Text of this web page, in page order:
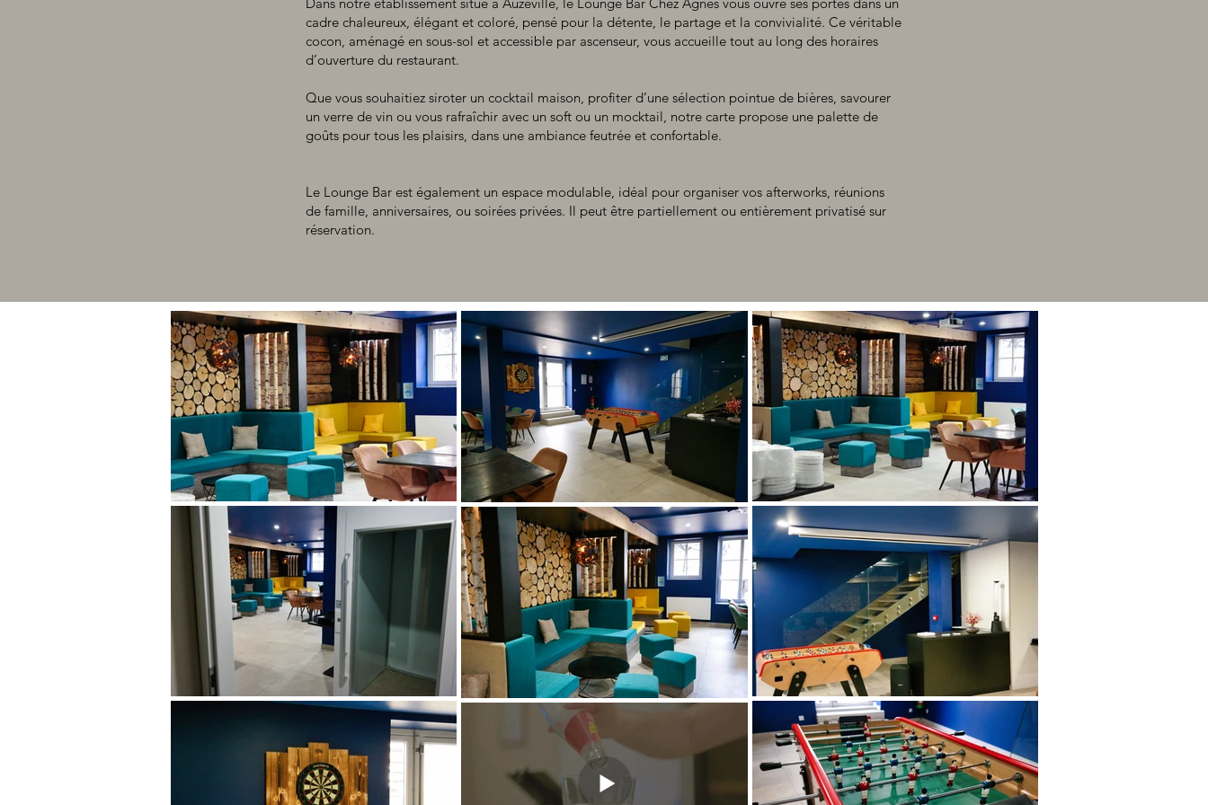
cadre chaleureux, élégant et coloré, pensé pour la détente, le partage et la convivialité. Ce véritable
cocon, aménagé en sous-sol et accessible par ascenseur, vous accueille tout au long des horaires
d’ouverture du restaurant.
Que vous souhaitiez siroter un cocktail maison, profiter d’une sélection pointue de bières, savourer
un verre de vin ou vous rafraîchir avec un soft ou un mocktail, notre carte propose une palette de
goûts pour tous les plaisirs, dans une ambiance feutrée et confortable.
Le Lounge Bar est également un espace modulable, idéal pour organiser vos afterworks, réunions
de famille, anniversaires, ou soirées privées. Il peut être partiellement ou entièrement privatisé sur
réservation.